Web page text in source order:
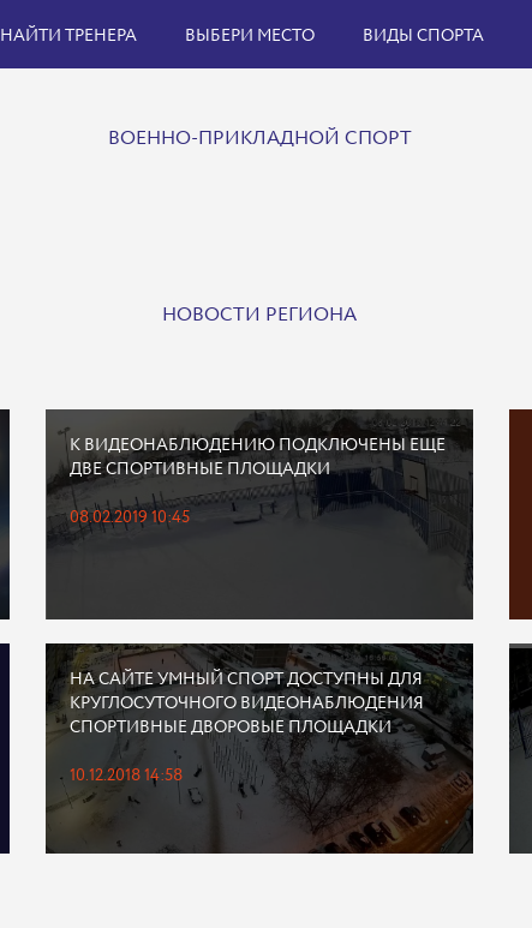
НАЙТИ ТРЕНЕРА ВЫБЕРИ МЕСТО ВИДЫ СПОРТА
ВОЕННО-ПРИКЛАДНОЙ СПОРТ
НОВОСТИ РЕГИОНА
К ВИДЕОНАБЛЮДЕНИЮ ПОДКЛЮЧЕНЫ ЕЩЕ
ДВЕ СПОРТИВНЫЕ ПЛОЩАДКИ
08.02.2019 10:45
НА САЙТЕ УМНЫЙ СПОРТ ДОСТУПНЫ ДЛЯ
КРУГЛОСУТОЧНОГО ВИДЕОНАБЛЮДЕНИЯ
СПОРТИВНЫЕ ДВОРОВЫЕ ПЛОЩАДКИ
10.12.2018 14:58